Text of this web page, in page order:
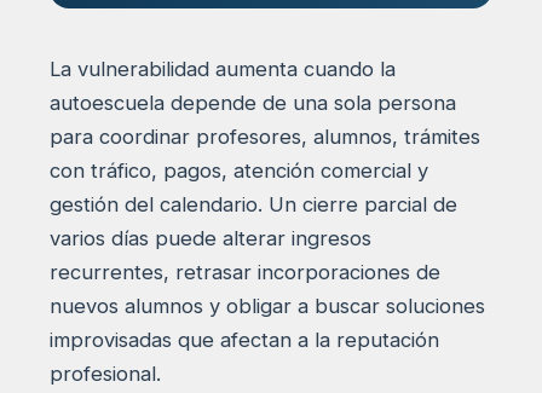
La vulnerabilidad aumenta cuando la
autoescuela depende de una sola persona
para coordinar profesores, alumnos, trámites
con tráfico, pagos, atención comercial y
gestión del calendario. Un cierre parcial de
varios días puede alterar ingresos
recurrentes, retrasar incorporaciones de
nuevos alumnos y obligar a buscar soluciones
improvisadas que afectan a la reputación
profesional.